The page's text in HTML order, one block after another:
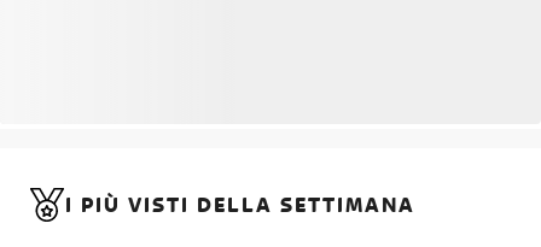
I PIÙ VISTI DELLA SETTIMANA